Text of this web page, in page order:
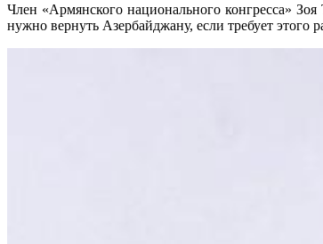
Член «Армянского национального конгресса»
нужно вернуть Азербайджану, если требует этого